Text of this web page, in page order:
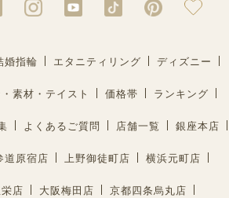
婚指輪 エタニティリング ディズニー
素材・テイスト 価格帯 ランキング
よくあるご質問 店舗一覧 銀座本店
道原宿店 上野御徒町店 横浜元町店
店 大阪梅田店 京都四条烏丸店